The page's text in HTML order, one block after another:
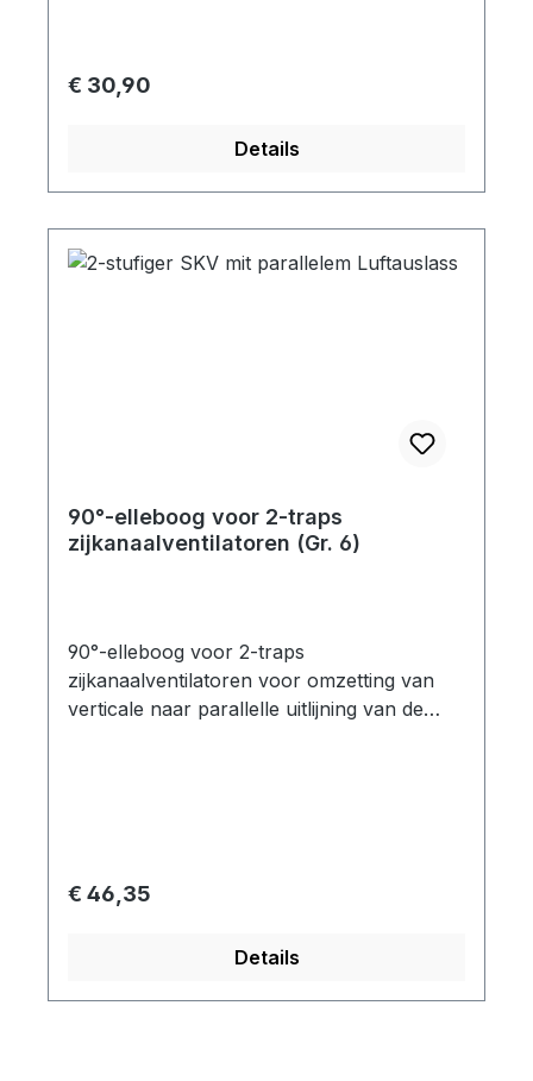
Normale prijs:
€ 30,90
Details
90°-elleboog voor 2-traps
zijkanaalventilatoren (Gr. 6)
90°-elleboog voor 2-traps
zijkanaalventilatoren voor omzetting van
verticale naar parallelle uitlijning van de
Normale prijs:
€ 46,35
Details